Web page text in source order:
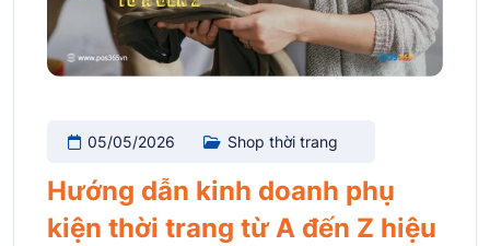
05/05/2026 Shop thời trang
Hướng dẫn kinh doanh phụ
kiện thời trang từ A đến Z hiệu